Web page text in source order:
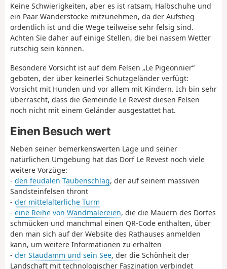
Keine Schwierigkeiten, aber es ist ratsam, Halbschuhe und
ein Paar Wanderstöcke mitzunehmen, da der Aufstieg
ordentlich ist und die Wege teilweise sehr felsig sind.
Achten Sie daher auf einige Stellen, die bei nassem Wetter
rutschig sein können.
Besondere Vorsicht ist auf dem Felsen „Le Pigeonnier“
geboten, der über keinerlei Schutzgeländer verfügt:
Vorsicht mit Hunden und vor allem mit Kindern. Ich bin sehr
überrascht, dass die Gemeinde Le Revest diesen Felsen
noch nicht mit einem Geländer ausgestattet hat.
Einen Besuch wert
Neben seiner bemerkenswerten Lage und seiner
natürlichen Umgebung hat das Dorf Le Revest noch viele
weitere Vorzüge:
- den feudalen Taubenschlag, der auf seinem massiven
Sandsteinfelsen thront
- der mittelalterliche Turm
- eine Reihe von Wandmalereien, die die Mauern des Dorfes
schmücken und manchmal einen QR-Code enthalten, über
den man sich auf der Website des Rathauses anmelden
kann, um weitere Informationen zu erhalten
- der Staudamm und sein See, der die Schönheit der
Landschaft mit technologischer Faszination verbindet